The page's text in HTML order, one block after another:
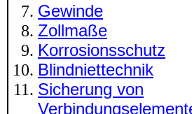
Gewinde
Zollmaße
Korrosionsschutz
Blindniettechnik
Sicherung von